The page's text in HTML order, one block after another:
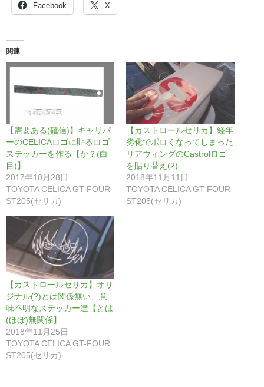
Facebook X
関連
【需要ある(確信)】キャリパ
ーのCELICAロゴに貼るロゴ
ステッカーを作る【か？(白
目)】
2017年10月28日
TOYOTA CELICA GT-FOUR
ST205(セリカ)
【カストロールセリカ】経年
劣化でボロくなってしまった
リアウィングのCastrolロゴ
を貼り替え(2)
2018年11月11日
TOYOTA CELICA GT-FOUR
ST205(セリカ)
【カストロールセリカ】オリ
ジナル(?)とは関係無い、意
味不明なステッカー達【とは
(ほぼ)無関係】
2018年11月25日
TOYOTA CELICA GT-FOUR
ST205(セリカ)